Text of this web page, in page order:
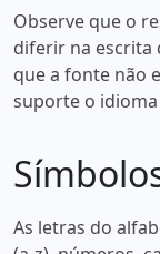
Observe que o
diferir na escrita
que a fonte não
suporte o
As letras do